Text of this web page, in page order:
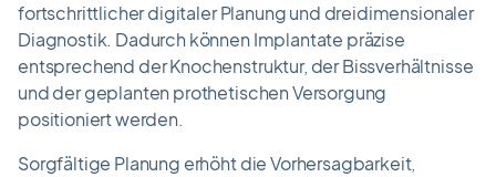
fortschrittlicher digitaler Planung und dreidimensionaler
Diagnostik. Dadurch können Implantate präzise
entsprechend der Knochenstruktur, der Bissverhältnisse
und der geplanten prothetischen Versorgung
positioniert werden.
Sorgfältige Planung erhöht die Vorhersagbarkeit,